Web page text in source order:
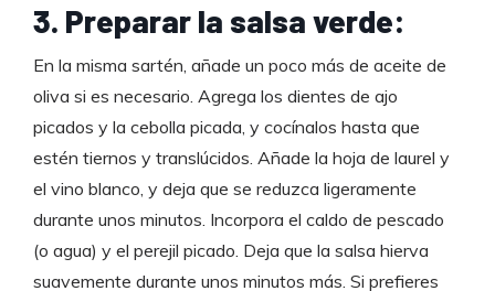
3. Preparar la salsa verde:
En la misma sartén, añade un poco más de aceite de
oliva si es necesario. Agrega los dientes de ajo
picados y la cebolla picada, y cocínalos hasta que
estén tiernos y translúcidos. Añade la hoja de laurel y
el vino blanco, y deja que se reduzca ligeramente
durante unos minutos. Incorpora el caldo de pescado
(o agua) y el perejil picado. Deja que la salsa hierva
suavemente durante unos minutos más. Si prefieres